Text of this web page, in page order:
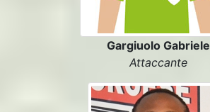
Gargiuolo Gabriele
Attaccante